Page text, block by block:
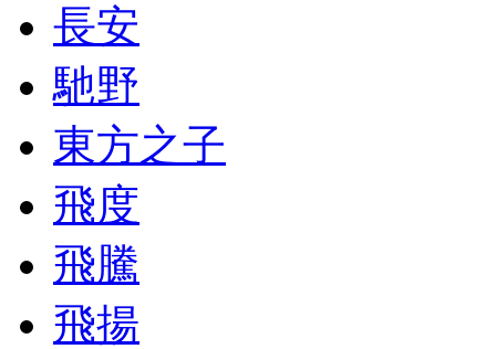
長安
馳野
東方之子
飛度
飛騰
飛揚